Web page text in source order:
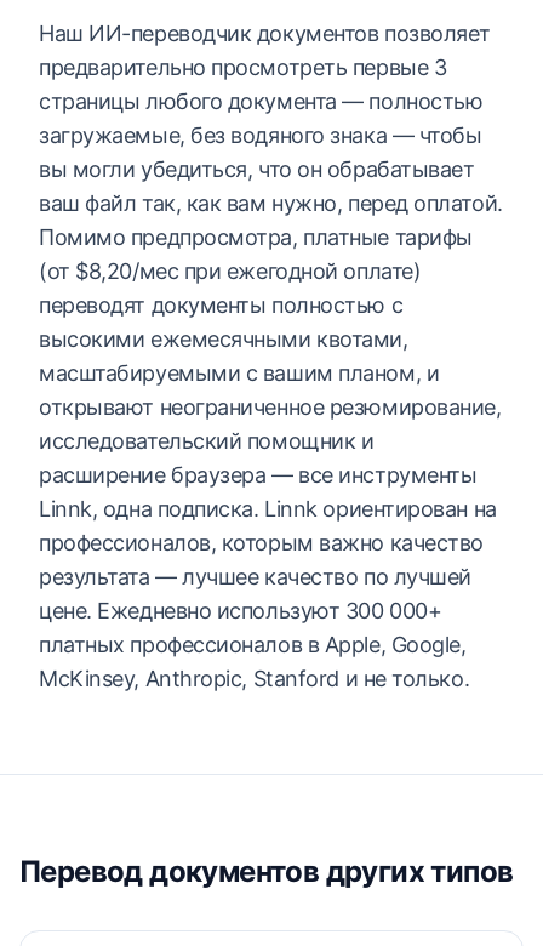
Наш ИИ-переводчик документов позволяет
предварительно просмотреть первые 3
страницы любого документа — полностью
загружаемые, без водяного знака — чтобы
вы могли убедиться, что он обрабатывает
ваш файл так, как вам нужно, перед оплатой.
Помимо предпросмотра, платные тарифы
(от $8,20/мес при ежегодной оплате)
переводят документы полностью с
высокими ежемесячными квотами,
масштабируемыми с вашим планом, и
открывают неограниченное резюмирование,
исследовательский помощник и
расширение браузера — все инструменты
Linnk, одна подписка. Linnk ориентирован на
профессионалов, которым важно качество
результата — лучшее качество по лучшей
цене. Ежедневно используют 300 000+
платных профессионалов в Apple, Google,
McKinsey, Anthropic, Stanford и не только.
Перевод документов других типов